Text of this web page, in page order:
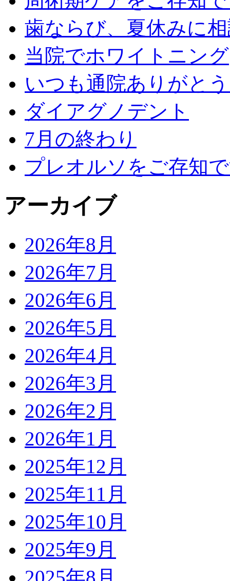
歯ならび、夏休みに
当院でホワイトニング
いつも通院ありがと
ダイアグノデント
7月の終わり
プレオルソをご存知
アーカイブ
2026年8月
2026年7月
2026年6月
2026年5月
2026年4月
2026年3月
2026年2月
2026年1月
2025年12月
2025年11月
2025年10月
2025年9月